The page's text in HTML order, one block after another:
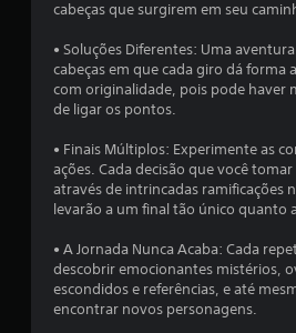
u
l
t
a
e
a
m
n
t
e
V
s
l
v
a
m
n
t
o
q
e
p
o
s
cabeças que surgirem em seu
• Soluções Diferentes: Uma
cabeças em que cada giro dá forma
com originalidade, pois pode haver
de ligar os pontos.
• Finais Múltiplos: Experimente as
ações. Cada decisão que você
através de intrincadas ramificações
levarão a um final tão único quanto
• A Jornada Nunca Acaba: Cada
descobrir emocionantes mistérios,
escondidos e referências, e até
encontrar novos personagens.